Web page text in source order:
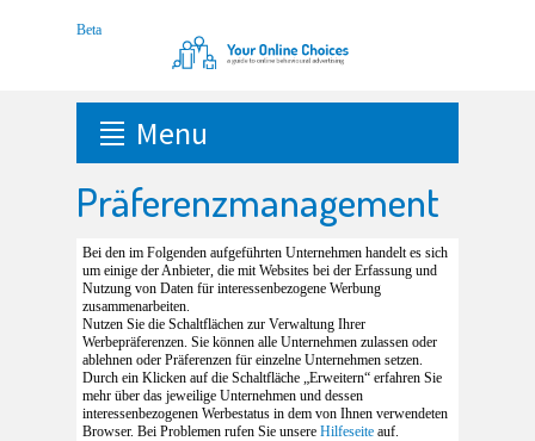
Menu
Präferenzmanagement
Bei den im Folgenden aufgeführten Unternehmen handelt es sich
um einige der Anbieter, die mit Websites bei der Erfassung und
Nutzung von Daten für interessenbezogene Werbung
zusammenarbeiten.
Nutzen Sie die Schaltflächen zur Verwaltung Ihrer
Werbepräferenzen. Sie können alle Unternehmen zulassen oder
ablehnen oder Präferenzen für einzelne Unternehmen setzen.
Durch ein Klicken auf die Schaltfläche „Erweitern“ erfahren Sie
mehr über das jeweilige Unternehmen und dessen
interessenbezogenen Werbestatus in dem von Ihnen verwendeten
Browser. Bei Problemen rufen Sie unsere Hilfeseite auf.